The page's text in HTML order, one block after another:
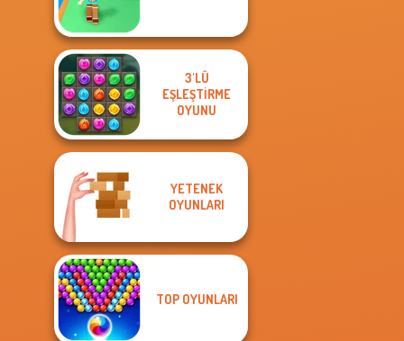
3'LÜ
EŞLEŞTIRME
OYUNU
YETENEK
OYUNLARI
TOP OYUNLARI